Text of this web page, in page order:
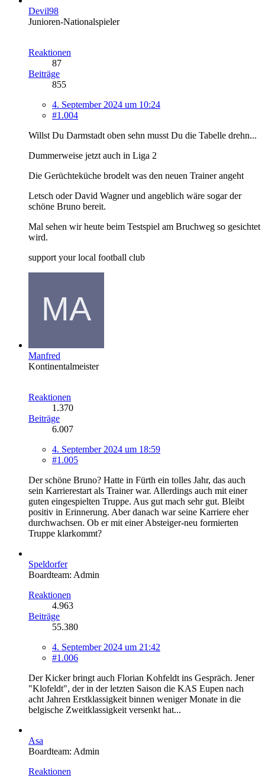
Devil98
Junioren-Nationalspieler
Reaktionen
87
Beiträge
855
4. September 2024 um 10:24
#1.004
Willst Du Darmstadt oben sehn musst Du die Tabelle drehn...
Dummerweise jetzt auch in Liga 2
Die Gerüchteküche brodelt was den neuen Trainer angeht
Letsch oder David Wagner und angeblich wäre sogar der
schöne Bruno bereit.
Mal sehen wir heute beim Testspiel am Bruchweg so gesichtet
wird.
support your local football club
Manfred
Kontinentalmeister
Reaktionen
1.370
Beiträge
6.007
4. September 2024 um 18:59
#1.005
Der schöne Bruno? Hatte in Fürth ein tolles Jahr, das auch
sein Karrierestart als Trainer war. Allerdings auch mit einer
guten eingespielten Truppe. Aus gut mach sehr gut. Bleibt
positiv in Erinnerung. Aber danach war seine Karriere eher
durchwachsen. Ob er mit einer Absteiger-neu formierten
Truppe klarkommt?
Speldorfer
Boardteam: Admin
Reaktionen
4.963
Beiträge
55.380
4. September 2024 um 21:42
#1.006
Der Kicker bringt auch Florian Kohfeldt ins Gespräch. Jener
"Klofeldt", der in der letzten Saison die KAS Eupen nach
acht Jahren Erstklassigkeit binnen weniger Monate in die
belgische Zweitklassigkeit versenkt hat...
Asa
Boardteam: Admin
Reaktionen